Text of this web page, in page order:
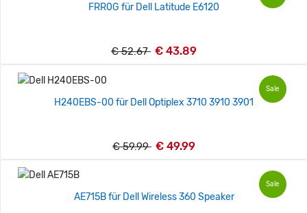
FRR0G für Dell Latitude E6120
€ 52.67 € 43.89
Sale
H240EBS-00 für Dell Optiplex 3710 3910 3901
€ 59.99 € 49.99
Sale
AE715B für Dell Wireless 360 Speaker